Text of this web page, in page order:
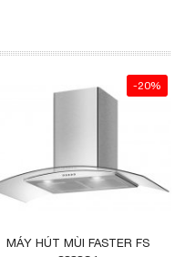
-20%
MÁY HÚT MÙI FASTER FS